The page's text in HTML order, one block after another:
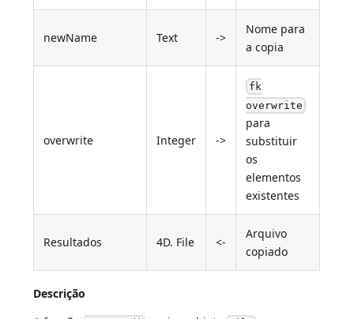
newName Text ->
Nome para
a copia
overwrite Integer ->
fk
overwrite
para
substituir
os
elementos
existentes
Resultados 4D. File <-
Arquivo
copiado
Descrição